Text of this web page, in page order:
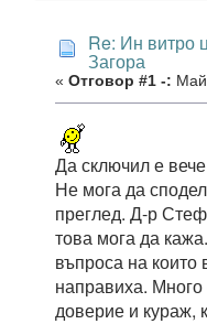
Re: Ин витро
Загора
« Отговор #1 -:
Да сключил е
Не мога да
преглед. Д-р
това мога да
въпроса на които
направиха.
доверие и кураж,